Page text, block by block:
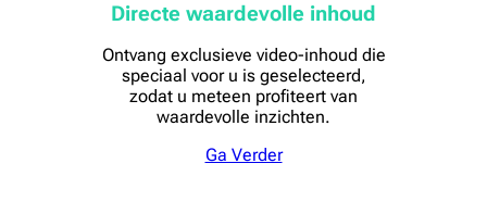
Directe waardevolle inhoud
Ontvang exclusieve video-inhoud die
speciaal voor u is geselecteerd,
zodat u meteen profiteert van
waardevolle inzichten.
Ga Verder